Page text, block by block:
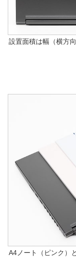
設置面積は幅（横方
A4ノート（ピンク）